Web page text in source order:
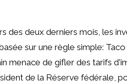
des deux derniers mois, les
sur une règle simple:
menace de gifler des tarifs
de la Réserve fédérale,